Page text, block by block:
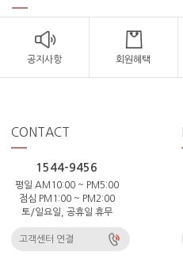
공지사항 회원혜택
CONTACT
1544-9456
평일 AM10:00 ~ PM5:00
점심 PM1:00 ~ PM2:00
토/일요일, 공휴일 휴무
고객센터 연결